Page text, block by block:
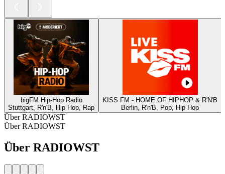
bigFM Hip-Hop Radio
Stuttgart, R'n'B, Hip Hop, Rap
KISS FM - HOME OF HIPHOP & R'N'B
Berlin, R'n'B, Pop, Hip Hop
Über RADIOWST
Über RADIOWST
Über RADIOWST